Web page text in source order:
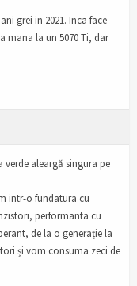
grei in 2021. Inca face
mana la un 5070 Ti, dar
aleargă singura pe
intr-o fundatura cu
performanta cu
de la o generație la
și vom consuma zeci de